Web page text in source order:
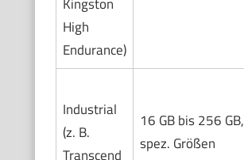
High
Endurance)
Industrial
(z. B.
Transcend
16 GB bis 256 GB,
spez. Größen